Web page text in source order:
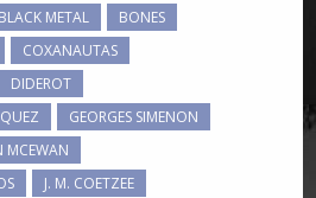
BLACK METAL
BONES
COXANAUTAS
DIDEROT
GEORGES SIMENON
MCEWAN
J. M. COETZEE